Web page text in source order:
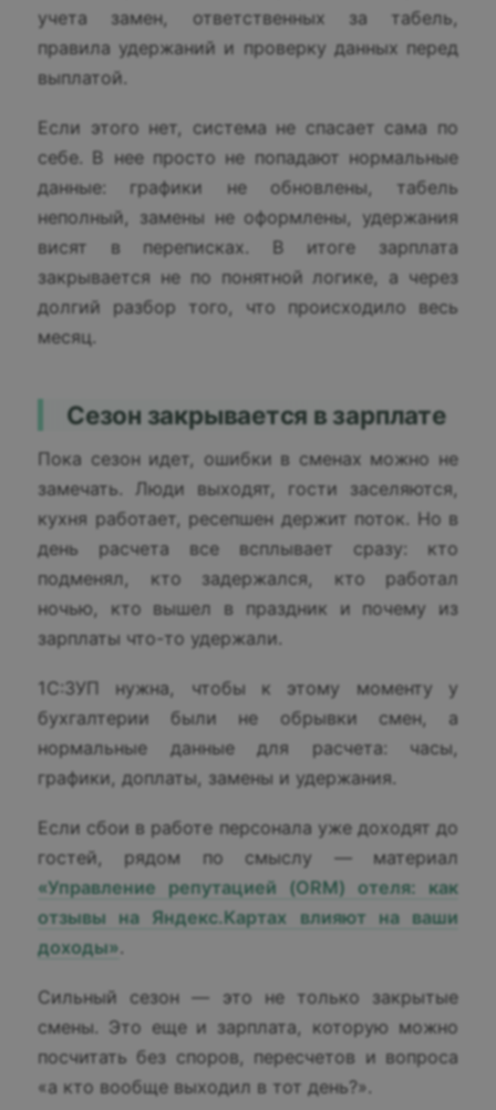
учета замен, ответственных за табель,
правила удержаний и проверку данных перед
выплатой.
Если этого нет, система не спасает сама по
себе. В нее просто не попадают нормальные
данные: графики не обновлены, табель
неполный, замены не оформлены, удержания
висят в переписках. В итоге зарплата
закрывается не по понятной логике, а через
долгий разбор того, что происходило весь
месяц.
Сезон закрывается в зарплате
Пока сезон идет, ошибки в сменах можно не
замечать. Люди выходят, гости заселяются,
кухня работает, ресепшен держит поток. Но в
день расчета все всплывает сразу: кто
подменял, кто задержался, кто работал
ночью, кто вышел в праздник и почему из
зарплаты что-то удержали.
1С:ЗУП нужна, чтобы к этому моменту у
бухгалтерии были не обрывки смен, а
нормальные данные для расчета: часы,
графики, доплаты, замены и удержания.
Если сбои в работе персонала уже доходят до
гостей, рядом по смыслу — материал
«Управление репутацией (ORM) отеля: как
отзывы на Яндекс.Картах влияют на ваши
доходы».
Сильный сезон — это не только закрытые
смены. Это еще и зарплата, которую можно
посчитать без споров, пересчетов и вопроса
«а кто вообще выходил в тот день?».